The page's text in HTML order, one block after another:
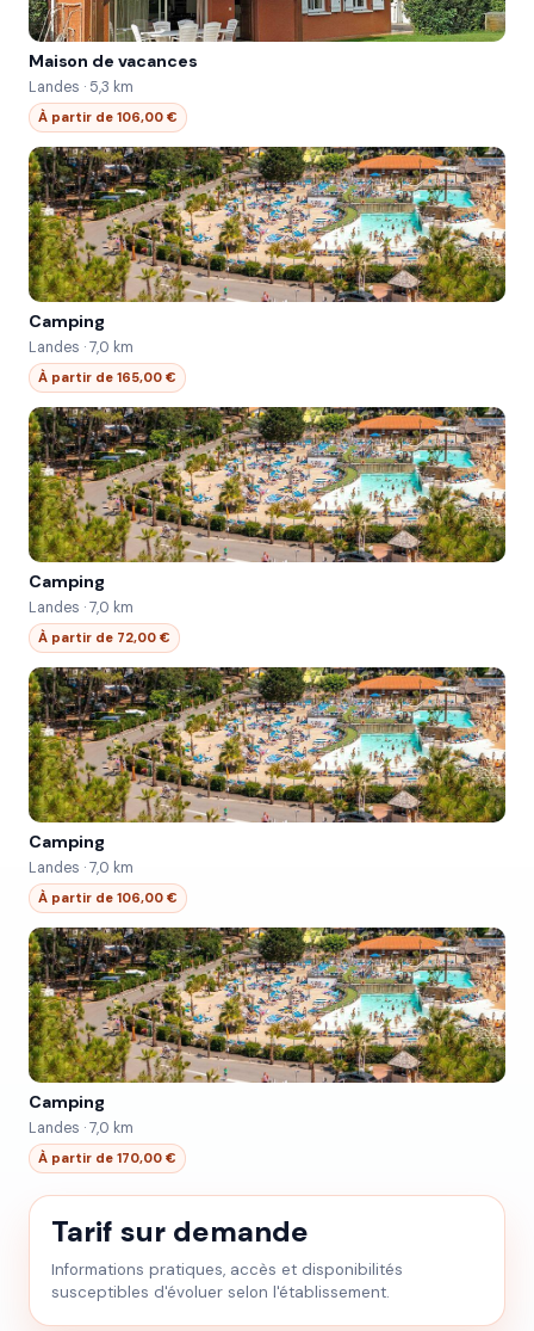
Maison de vacances
Landes · 5,3 km
À partir de 106,00 €
Camping
Landes · 7,0 km
À partir de 165,00 €
Camping
Landes · 7,0 km
À partir de 72,00 €
Camping
Landes · 7,0 km
À partir de 106,00 €
Camping
Landes · 7,0 km
À partir de 170,00 €
Tarif sur demande
Informations pratiques, accès et disponibilités
susceptibles d'évoluer selon l'établissement.